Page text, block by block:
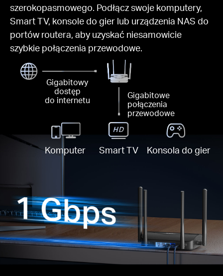
szerokopasmowego. Podłącz swoje komputery,
Smart TV, konsole do gier lub urządzenia NAS do
portów routera, aby uzyskać niesamowicie
szybkie połączenia przewodowe.
Gigabitowy
dostęp
do internetu
Gigabitowe
połączenia
przewodowe
Komputer Smart TV Konsola do gier